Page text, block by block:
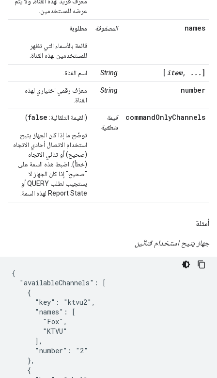
عرضه للمستخدمين.
names المصفوفة مطلوبة
قائمة بالأسماء التي تظهر
للمستخدمين لهذه القناة.
[ item, ... ]
String اسم القناة.
number
String
معرّف رقمي اختياري لهذه
القناة.
commandOnlyChannels
قيمة
منطقية
(القيمة التلقائية: false
)
توضّح ما إذا كان الجهاز يتيح
استخدام الاتصال أحادي الاتجاه
(صحيح) أو ثنائي الاتجاه
(خطأ). اضبط هذه السمة على
"صحيح" إذا كان الجهاز لا
يستجيب لطلب QUERY أو
Report State لهذه السمة.
أمثلة
جهاز يتيح استخدام قناتَين
{
  "availableChannels": [
    {
      "key": "ktvu2",
      "names": [
        "Fox",
        "KTVU"
      ],
      "number": "2"
    },
    {